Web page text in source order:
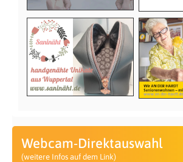
Webcam-Direktauswahl
(weitere Infos auf dem Link)